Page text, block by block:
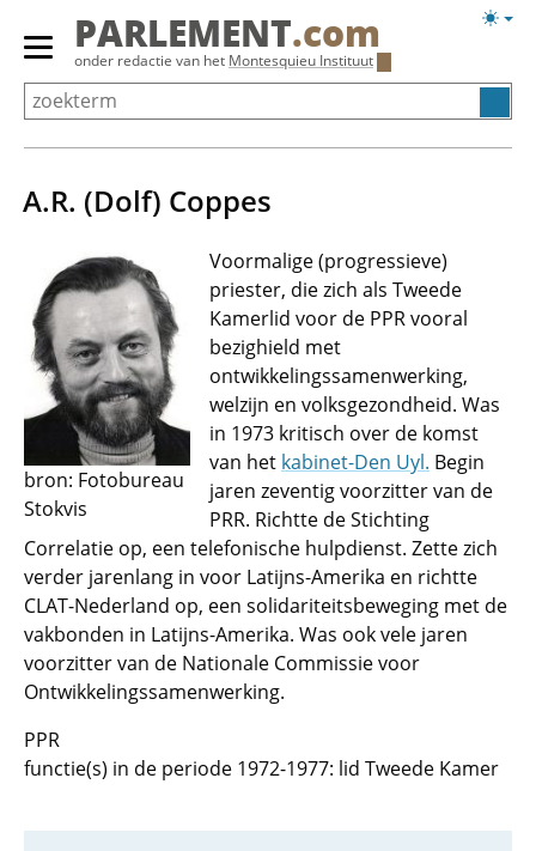
Overslaan
Primair
menu
tonen/verbergen
PARLEMENT.com
onder redactie van het Montesquieu Instituut
A.R. (Dolf) Coppes
bron: Fotobureau
Stokvis
Voormalige (progressieve)
priester, die zich als Tweede
Kamerlid voor de PPR vooral
bezighield met
ontwikkelingssamenwerking,
welzijn en volksgezondheid. Was
in 1973 kritisch over de komst
van het kabinet-Den Uyl. Begin
jaren zeventig voorzitter van de
PRR. Richtte de Stichting
Correlatie op, een telefonische hulpdienst. Zette zich
verder jarenlang in voor Latijns-Amerika en richtte
CLAT-Nederland op, een solidariteitsbeweging met de
vakbonden in Latijns-Amerika. Was ook vele jaren
voorzitter van de Nationale Commissie voor
Ontwikkelingssamenwerking.
PPR
functie(s) in de periode 1972-1977: lid Tweede Kamer